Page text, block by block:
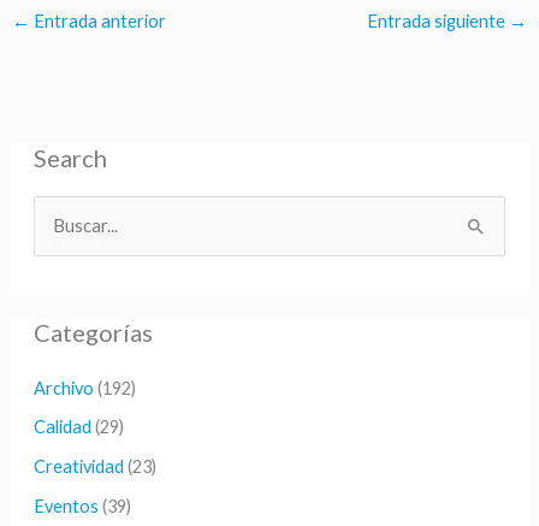
← Entrada anterior Entrada siguiente →
Search
c
o
r
Categorías
Archivo (192)
Calidad (29)
Creatividad (23)
Eventos (39)